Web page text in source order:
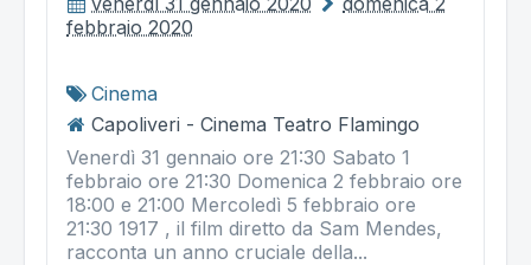
febbraio 2020
Cinema
Capoliveri - Cinema Teatro Flamingo
Venerdì 31 gennaio ore 21:30 Sabato 1
febbraio ore 21:30 Domenica 2 febbraio ore
18:00 e 21:00 Mercoledì 5 febbraio ore
21:30 1917 , il film diretto da Sam Mendes,
racconta un anno cruciale della...